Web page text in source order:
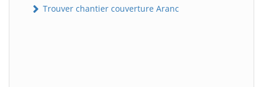
Trouver chantier couverture Aranc